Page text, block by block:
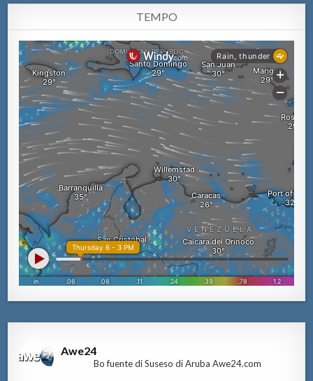
TEMPO
Awe24
Bo fuente di Suseso di Aruba Awe24.com